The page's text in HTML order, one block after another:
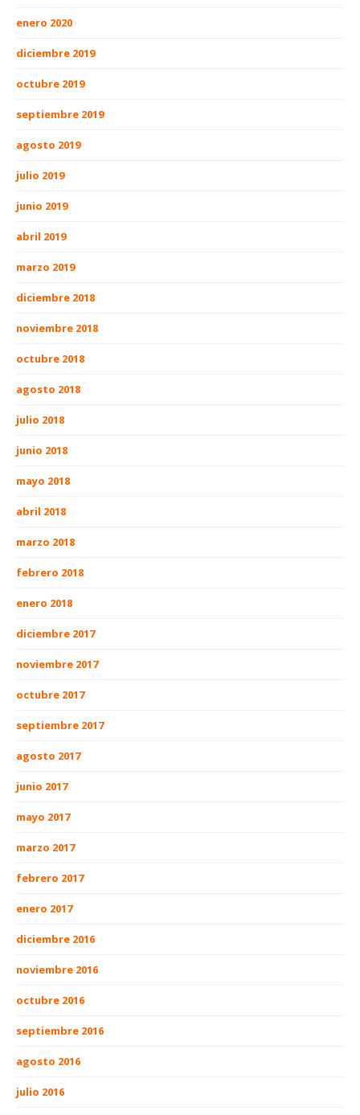
enero 2020
diciembre 2019
octubre 2019
septiembre 2019
agosto 2019
julio 2019
junio 2019
abril 2019
marzo 2019
diciembre 2018
noviembre 2018
octubre 2018
agosto 2018
julio 2018
junio 2018
mayo 2018
abril 2018
marzo 2018
febrero 2018
enero 2018
diciembre 2017
noviembre 2017
octubre 2017
septiembre 2017
agosto 2017
junio 2017
mayo 2017
marzo 2017
febrero 2017
enero 2017
diciembre 2016
noviembre 2016
octubre 2016
septiembre 2016
agosto 2016
julio 2016